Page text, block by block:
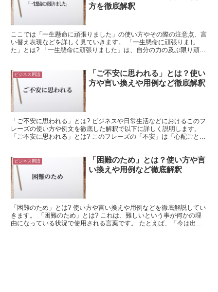
方を徹底解釈
ここでは「一生懸命に頑張りました」の使い方やその際の注意点、言
い替え表現などを詳しく見ていきます。 「一生懸命に頑張りまし
た」とは? 「一生懸命に頑張りました」は、自分の力の及ぶ限り頑張
ビジネス用語
「ご不安に思われる」とは？使い
方や言い換えや用例など徹底解釈
「ご不安に思われる」とは? ビジネスや日常生活などにおけるこのフ
レーズの使い方や例文を徹底した解釈で以下に詳しく説明します。
「ご不安に思われる」とは? このフレーズの「不安」は「心配ごと」
ビジネス用語
「困難のため」とは？使い方や言
い換えや用例など徹底解釈
「困難のため」とは? 使い方や言い換えや用例などを徹底解説してい
きます。 「困難のため」とは? これは、難しいという事が何かの理
由になっている状況で使用される言葉です。 たとえば、「今は出社